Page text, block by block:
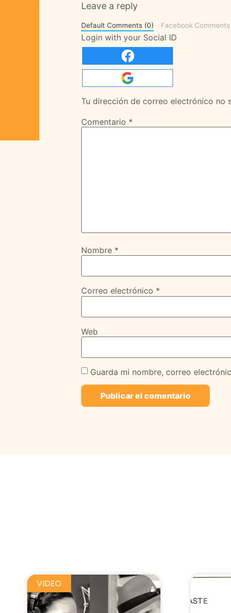
Leave a reply
Default Comments (0) Facebook Comments
Login with your Social ID
Tu dirección de correo electrónico no
Comentario *
Nombre *
Correo electrónico *
Web
Guarda mi nombre, correo
VIDEO